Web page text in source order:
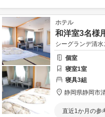
ホテル
和洋室3名
シーグランデ清
個室
寝室1室
寝具3組
静岡県静岡市
直近1か月の参